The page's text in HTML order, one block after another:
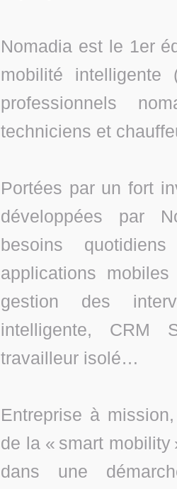
Nomadia est le 1er
mobilité intelligente
professionnels
techniciens et
Portées par un fort
développées par
besoins
applications
gestion des
intelligente, CRM
travailleur isolé…
Entreprise à
de la « smart
dans une